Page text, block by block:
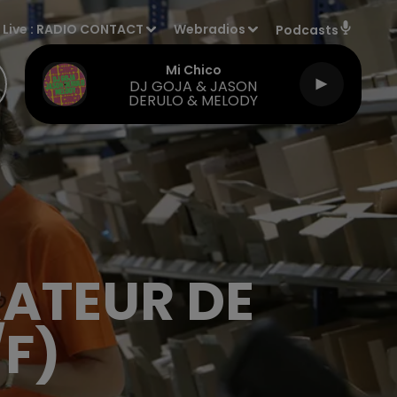
Live : RADIO CONTACT Webradios Podcasts
Mi Chico
DJ GOJA & JASON
DERULO & MELODY
DE